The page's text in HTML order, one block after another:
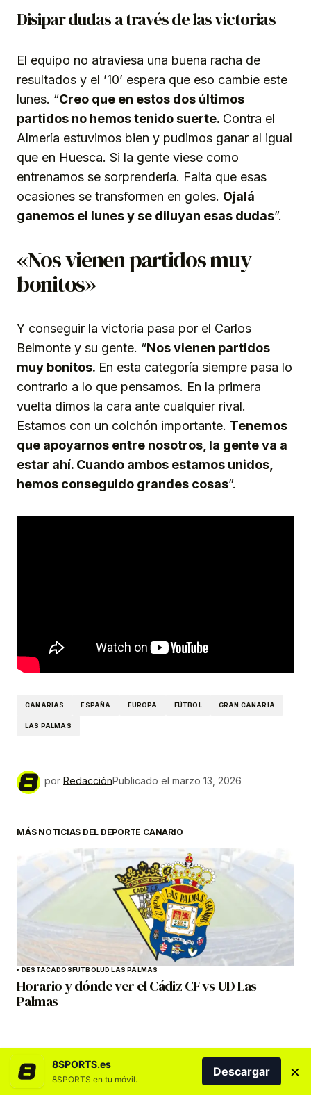
Disipar dudas a través de las victorias
El equipo no atraviesa una buena racha de
resultados y el ’10’ espera que eso cambie este
lunes. “Creo que en estos dos últimos
partidos no hemos tenido suerte. Contra el
Almería estuvimos bien y pudimos ganar al igual
que en Huesca. Si la gente viese como
entrenamos se sorprendería. Falta que esas
ocasiones se transformen en goles. Ojalá
ganemos el lunes y se diluyan esas dudas”.
«Nos vienen partidos muy
bonitos»
Y conseguir la victoria pasa por el Carlos
Belmonte y su gente. “Nos vienen partidos
muy bonitos. En esta categoría siempre pasa lo
contrario a lo que pensamos. En la primera
vuelta dimos la cara ante cualquier rival.
Estamos con un colchón importante. Tenemos
que apoyarnos entre nosotros, la gente va a
estar ahí. Cuando ambos estamos unidos,
hemos conseguido grandes cosas”.
CANARIAS ESPAÑA EUROPA FÚTBOL GRAN CANARIA
LAS PALMAS
por RedacciónPublicado el marzo 13, 2026
MÁS NOTICIAS DEL DEPORTE CANARIO
DESTACADOSFÚTBOLUD LAS PALMAS
Horario y dónde ver el Cádiz CF vs UD Las
Palmas
8SPORTS.es
8SPORTS en tu móvil.
Descargar ×